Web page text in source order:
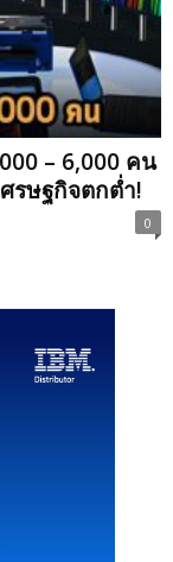
– 6,000 คน
รษฐกิจตกต่ำ!
0